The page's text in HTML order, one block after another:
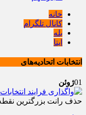
خانه
کانال تلگرام
بله
ایتا
انتخابات اتحادیه‌های
01ژوئن
حذف رانت بزرگترین